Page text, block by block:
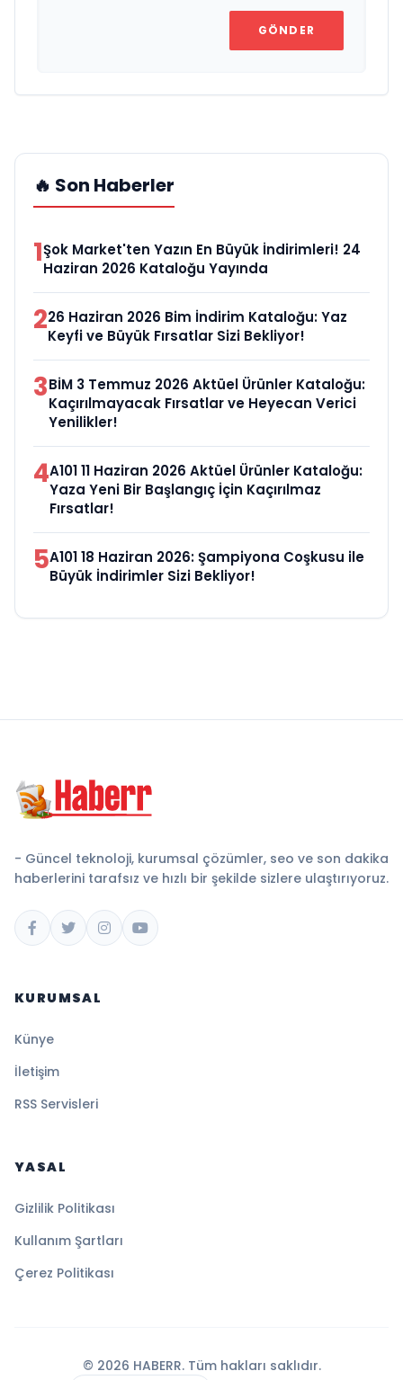
GÖNDER
🔥 Son Haberler
1Şok Market'ten Yazın En Büyük İndirimleri! 24
Haziran 2026 Kataloğu Yayında
226 Haziran 2026 Bim İndirim Kataloğu: Yaz
Keyfi ve Büyük Fırsatlar Sizi Bekliyor!
3BİM 3 Temmuz 2026 Aktüel Ürünler Kataloğu:
Kaçırılmayacak Fırsatlar ve Heyecan Verici
Yenilikler!
4A101 11 Haziran 2026 Aktüel Ürünler Kataloğu:
Yaza Yeni Bir Başlangıç İçin Kaçırılmaz
Fırsatlar!
5A101 18 Haziran 2026: Şampiyona Coşkusu ile
Büyük İndirimler Sizi Bekliyor!
- Güncel teknoloji, kurumsal çözümler, seo ve son dakika
haberlerini tarafsız ve hızlı bir şekilde sizlere ulaştırıyoruz.
KURUMSAL
Künye
İletişim
RSS Servisleri
YASAL
Gizlilik Politikası
Kullanım Şartları
Çerez Politikası
© 2026 HABERR. Tüm hakları saklıdır.